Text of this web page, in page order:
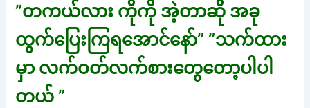
”တကယ်လား ကိုကို အဲ့တာဆို အခု
ထွက်ပြေးကြရအောင်နော်” ”သက်ထား
မှာ လက်ဝတ်လက်စားတွေတော့ပါပါ
တယ် ”